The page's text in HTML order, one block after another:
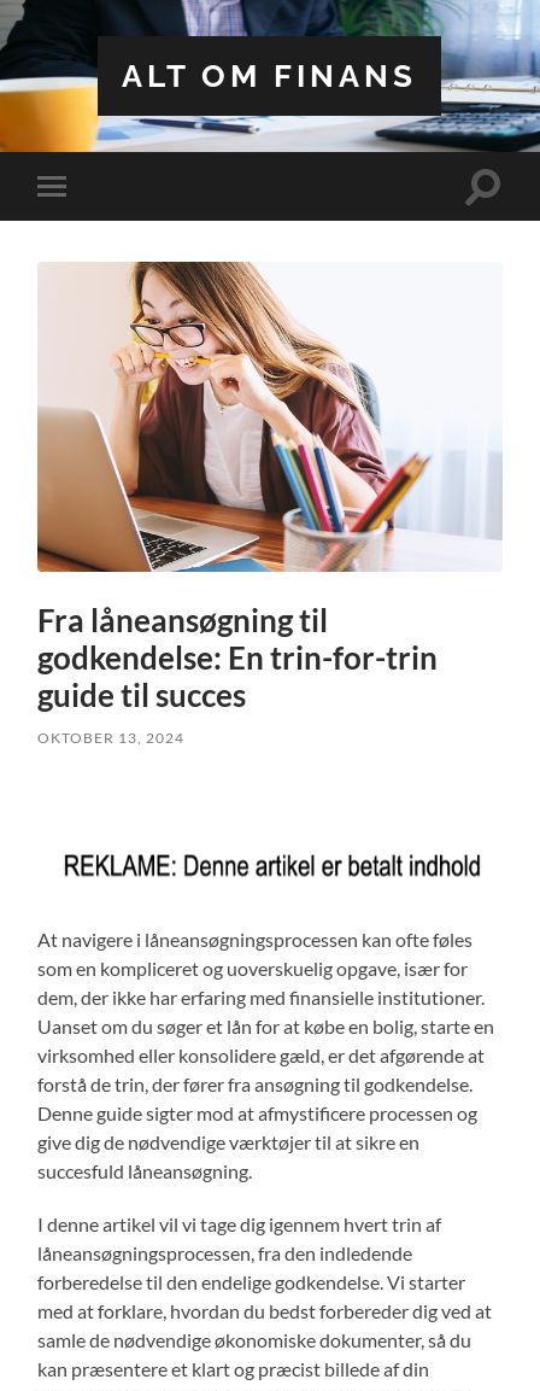
ALT OM FINANS
Toggle
mobile
Toggle
Fra låneansøgning til
godkendelse: En trin-for-trin
guide til succes
OKTOBER 13, 2024
At navigere i låneansøgningsprocessen kan ofte føles
som en kompliceret og uoverskuelig opgave, især for
dem, der ikke har erfaring med finansielle institutioner.
Uanset om du søger et lån for at købe en bolig, starte en
virksomhed eller konsolidere gæld, er det afgørende at
forstå de trin, der fører fra ansøgning til godkendelse.
Denne guide sigter mod at afmystificere processen og
give dig de nødvendige værktøjer til at sikre en
succesfuld låneansøgning.
I denne artikel vil vi tage dig igennem hvert trin af
låneansøgningsprocessen, fra den indledende
forberedelse til den endelige godkendelse. Vi starter
med at forklare, hvordan du bedst forbereder dig ved at
samle de nødvendige økonomiske dokumenter, så du
kan præsentere et klart og præcist billede af din